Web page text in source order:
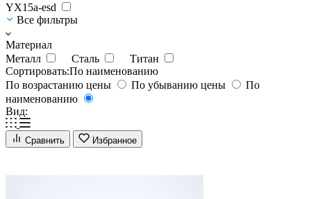
YX15a-esd
Все фильтры
Материал
Металл
Сталь
Титан
Сортировать:По наименованию
По возрастанию цены
По убыванию цены
По
наименованию
Вид:
Сравнить Избранное